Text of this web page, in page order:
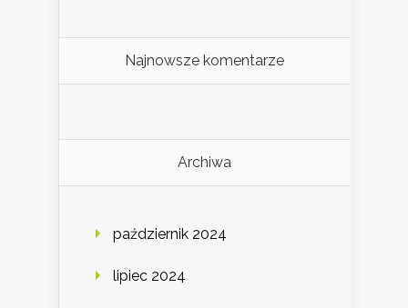
Najnowsze komentarze
Archiwa
październik 2024
lipiec 2024